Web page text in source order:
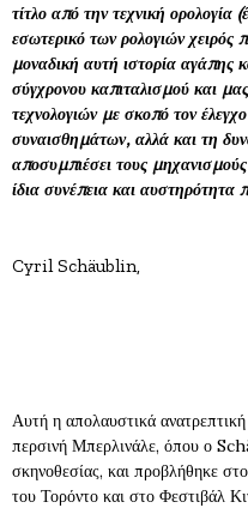
τίτλο από την τεχνική ορολογία
εσωτερικό των ρολογιών χειρός
μοναδική αυτή ιστορία αγάπης
σύγχρονου καπιταλισμού και
τεχνολογιών με σκοπό τον
συναισθημάτων, αλλά και τη
αποσυμπιέσει τους
ίδια συνέπεια και αυστηρότητα
Cyril Schäublin,
Αυτή η απολαυστικά
περσινή Μπερλινάλε, όπου ο
σκηνοθεσίας, και προβλήθηκε
του Τορόντο και στο Φεστιβάλ